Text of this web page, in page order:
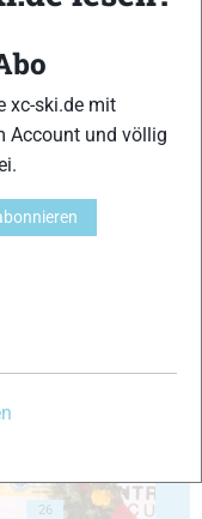
26
xc-ski.de mit
Account und völlig